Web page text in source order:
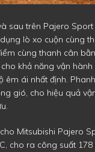
sau trên Pajero
lò xo cuộn cùng
cùng thanh cân
khả năng vận
êm ái nhất định.
gió, cho hiệu quả
Mitsubishi Pajero
cho ra công suất